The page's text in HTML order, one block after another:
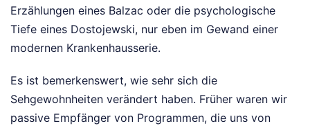
Erzählungen eines Balzac oder die psychologische
Tiefe eines Dostojewski, nur eben im Gewand einer
modernen Krankenhausserie.
Es ist bemerkenswert, wie sehr sich die
Sehgewohnheiten verändert haben. Früher waren wir
passive Empfänger von Programmen, die uns von